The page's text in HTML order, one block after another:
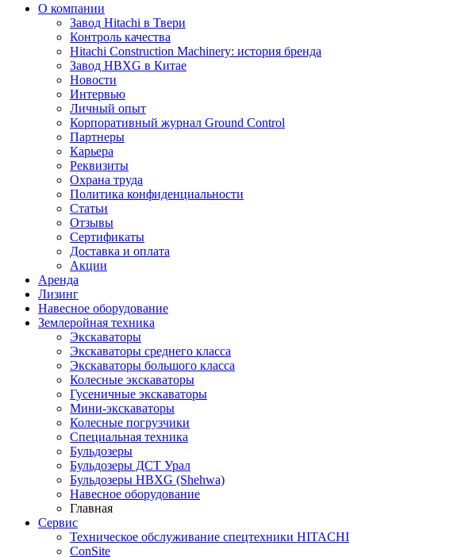
О компании
Завод Hitachi в Твери
Контроль качества
Hitachi Construction Machinery: история бренда
Завод HBXG в Китае
Новости
Интервью
Личный опыт
Корпоративный журнал Ground Control
Партнеры
Карьера
Реквизиты
Охрана труда
Политика конфиденциальности
Статьи
Отзывы
Сертификаты
Доставка и оплата
Акции
Аренда
Лизинг
Навесное оборудование
Землеройная техника
Экскаваторы
Экскаваторы среднего класса
Экскаваторы большого класса
Колесные экскаваторы
Гусеничные экскаваторы
Мини-экскаваторы
Колесные погрузчики
Специальная техника
Бульдозеры
Бульдозеры ДСТ Урал
Бульдозеры HBXG (Shehwa)
Навесное оборудование
Главная
Сервис
Техническое обслуживание спецтехники HITACHI
ConSite